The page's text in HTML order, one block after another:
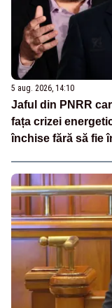
5 aug. 2026, 14:10
Jaful din PNRR
fața crizei
închise fără să fie